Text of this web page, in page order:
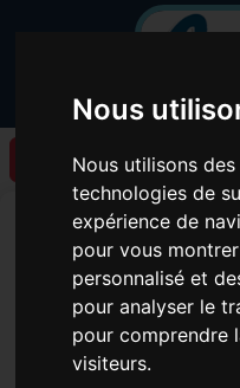
Nous
Nous utilisons
technologies de
expérience de
pour vous
personnalisé et
pour analyser le
pour comprendre
visiteurs.
Retour à la liste des
Un
mentale
en